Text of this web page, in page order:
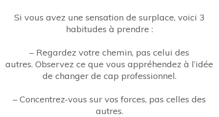
Si vous avez une sensation de surplace, voici 3
habitudes à prendre :
– Regardez votre chemin, pas celui des
autres. Observez ce que vous appréhendez à l’idée
de changer de cap professionnel.
– Concentrez-vous sur vos forces, pas celles des
autres.